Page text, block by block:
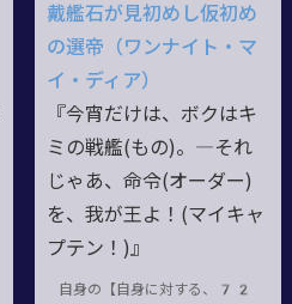
戴艦石が見初めし仮初め
の選帝（ワンナイト・マ
イ・ディア）
『今宵だけは、ボクはキ
ミの戦艦(もの)。―それ
じゃあ、命令(オーダー)
を、我が王よ！(マイキャ
プテン！)』
自身の【自身に対する、72